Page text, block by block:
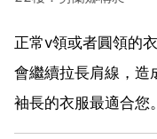
正常v領或者圓領的
會繼續拉長肩線，造
袖長的衣服最適合您。